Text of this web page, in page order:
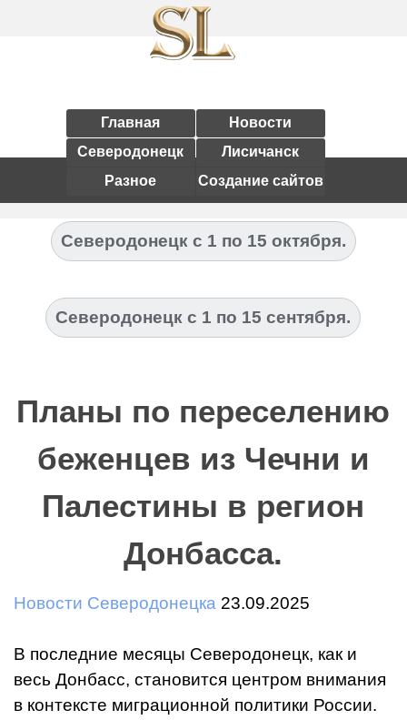
Главная
Новости
Северодонецк
Лисичанск
Разное
Создание сайтов
Северодонецк с 1 по 15 октября.
Северодонецк с 1 по 15 сентября.
Планы по переселению
беженцев из Чечни и
Палестины в регион
Донбасса.
Новости Северодонецка 23.09.2025
В последние месяцы Северодонецк, как и
весь Донбасс, становится центром внимания
в контексте миграционной политики России.